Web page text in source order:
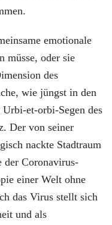
emotionale
müsse, oder sie
des
wie jüngst in den
et-orbi-Segen des
Der von seiner
nackte Stadtraum
der Coronavirus-
einer Welt ohne
das Virus stellt sich
und als